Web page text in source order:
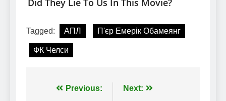
Tagged: АПЛ П'єр Емерік Обамеянг
ФК Челси
Навігація
Previous: Next: